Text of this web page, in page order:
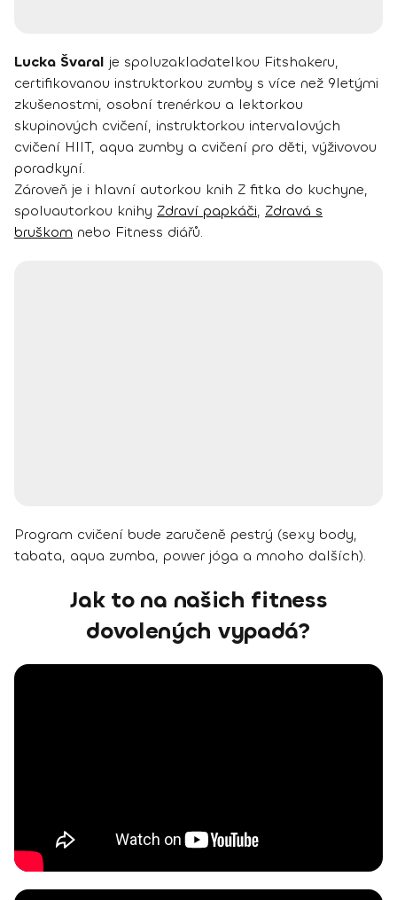
Lucka Švaral je spoluzakladatelkou Fitshakeru,
certifikovanou instruktorkou zumby s více než 9letými
zkušenostmi, osobní trenérkou a lektorkou
skupinových cvičení, instruktorkou intervalových
cvičení HIIT, aqua zumby a cvičení pro děti, výživovou
poradkyní.
Zároveň je i hlavní autorkou knih Z fitka do kuchyne,
spoluautorkou knihy Zdraví papkáči, Zdravá s
bruškom nebo Fitness diářů.
Program cvičení bude zaručeně pestrý (sexy body,
tabata, aqua zumba, power jóga a mnoho dalších).
Jak to na našich fitness
dovolených vypadá?